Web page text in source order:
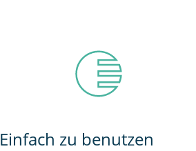
Einfach zu benutzen